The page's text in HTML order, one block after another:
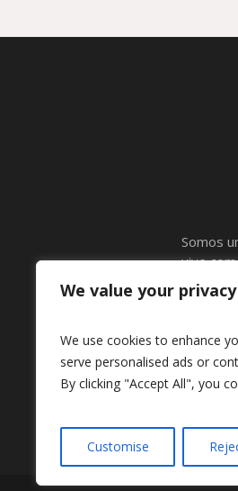
We value your privacy
We use cookies to enhance
serve personalised ads or
By clicking "Accept All", you
Customise
Somos
vive
llenas